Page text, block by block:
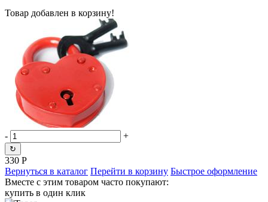
Товар добавлен в корзину!
- +
↻
330 Р
Вернуться в каталог Перейти в корзину Быстрое оформление
Вместе с этим товаром часто покупают:
купить в один клик